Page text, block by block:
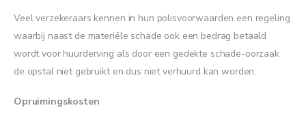
Veel verzekeraars kennen in hun polisvoorwaarden een regeling
waarbij naast de materiële schade ook een bedrag betaald
wordt voor huurderving als door een gedekte schade-oorzaak
de opstal niet gebruikt en dus niet verhuurd kan worden.
Opruimingskosten